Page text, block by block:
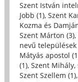
Szent István
Jobb (1), Szent
Kozma és
Szent Márton (3),
nevű települések
Mátyás apostol
(1), Szent Mihály,
Szent Szellem (1),